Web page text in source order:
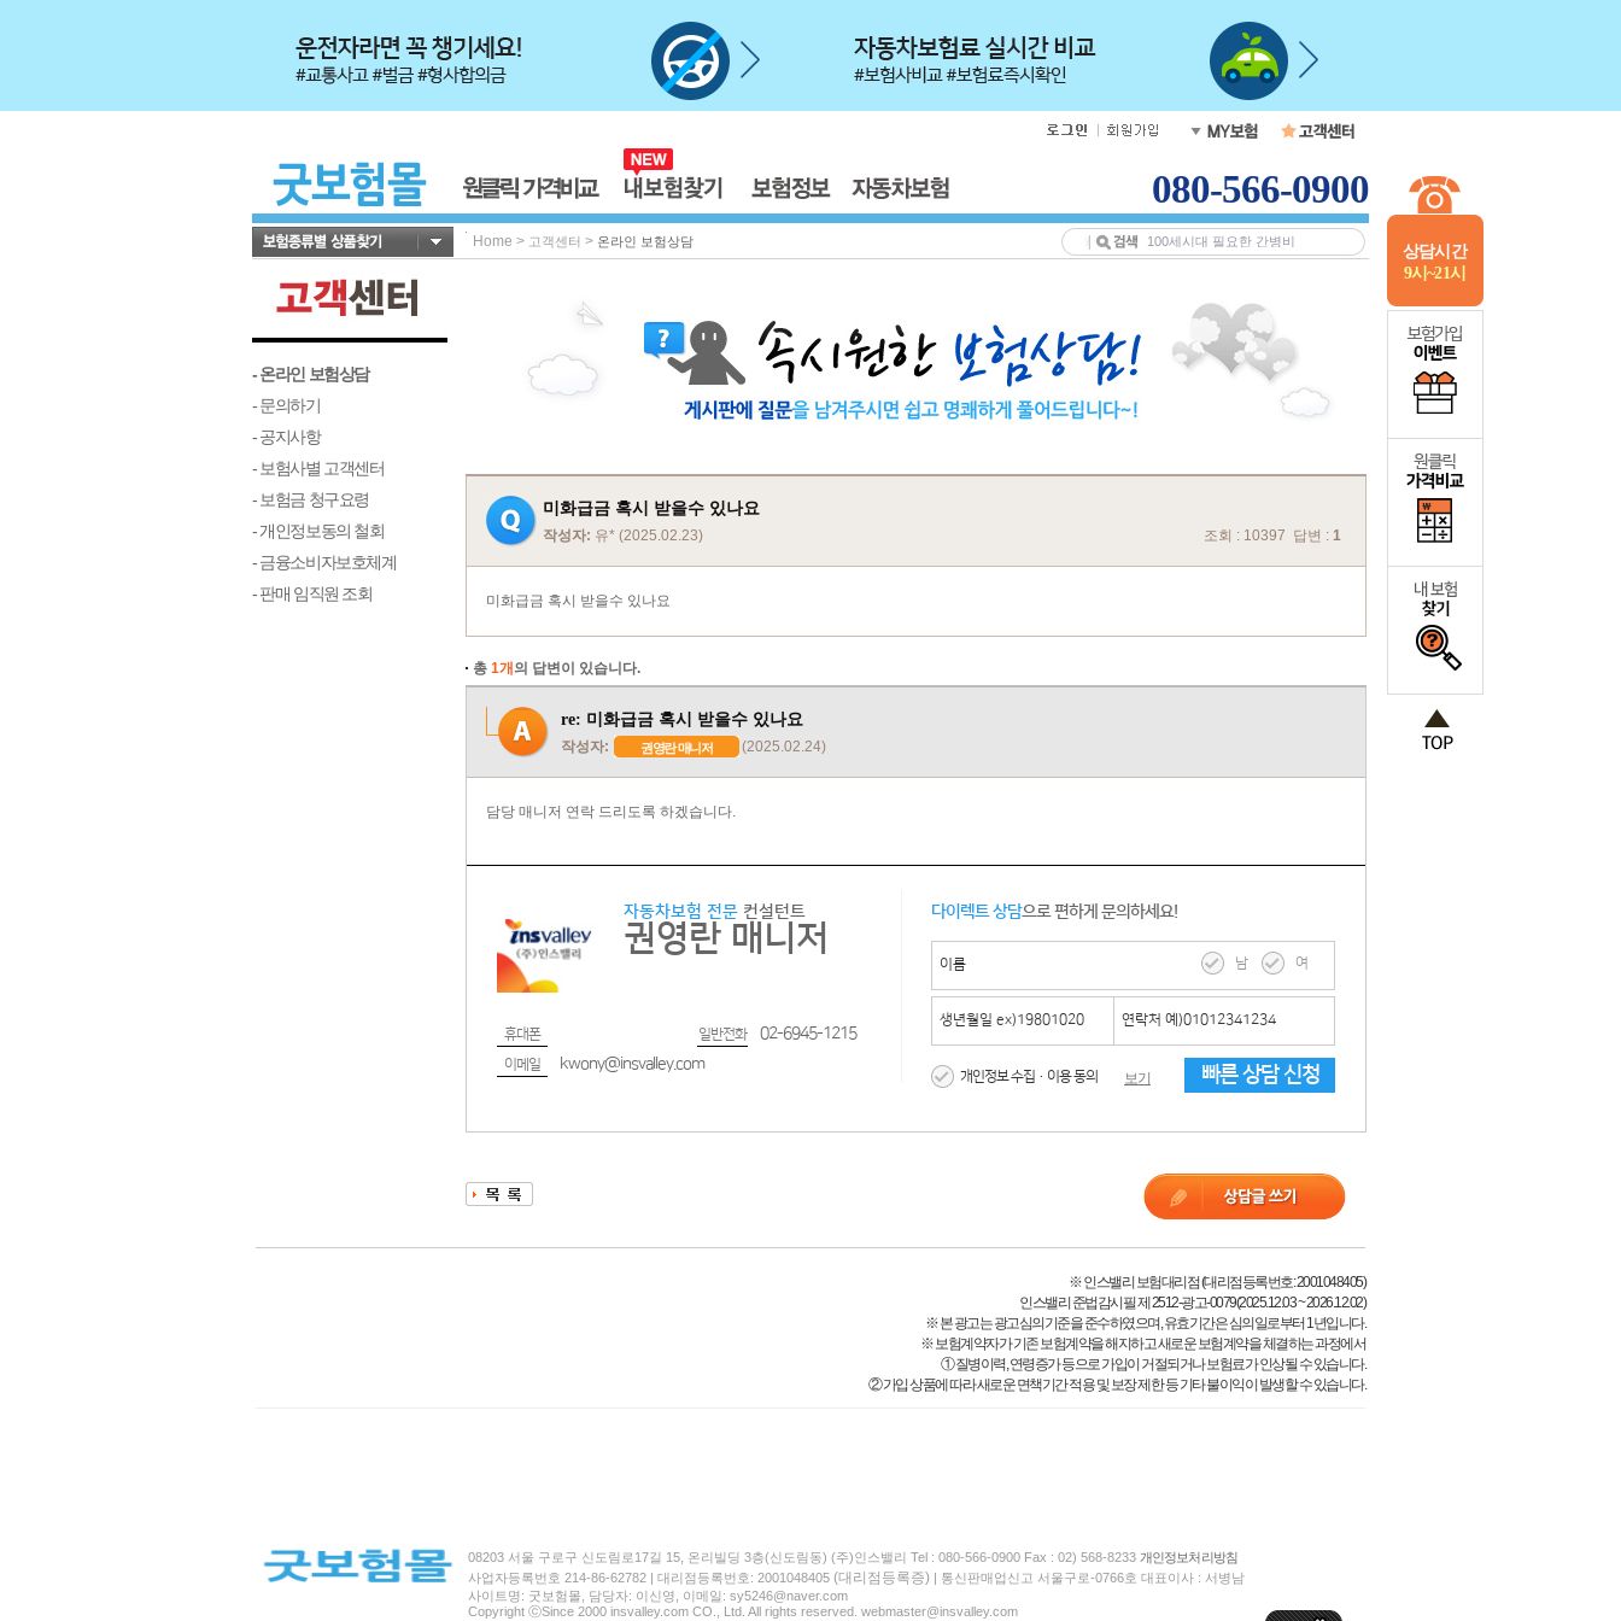
상담시간
9시~21시
080-566-0900
Home > 고객센터 > 온라인 보험상담
- 온라인 보험상담
- 문의하기
- 공지사항
- 보험사별 고객센터
- 보험금 청구요령
- 개인정보동의 철회
- 금융소비자보호체계
- 판매 임직원 조회
미화급금 혹시 받을수 있나요
작성자: 유* (2025.02.23) 조회 : 10397 답변 : 1
미화급금 혹시 받을수 있나요
총 1개의 답변이 있습니다.
re: 미화급금 혹시 받을수 있나요
작성자: 권영란 매니저 (2025.02.24)
담당 매니저 연락 드리도록 하겠습니다.
자동차보험 전문 컨설턴트
권영란 매니저
휴대폰 일반전화 02-6945-1215
이메일 kwony@insvalley.com
다이렉트 상담으로 편하게 문의하세요!
남 여
개인정보 수집·이용 동의 보기 빠른 상담 신청
※ 인스밸리 보험대리점 (대리점등록번호: 2001048405)
인스밸리 준법감시필 제 2512-광고-0079(2025.12.03 ~ 2026.12.02)
※ 본 광고는 광고심의기준을 준수하였으며, 유효기간은 심의일로부터 1년입니다.
※ 보험계약자가 기존 보험계약을 해지하고 새로운 보험계약을 체결하는 과정에서
① 질병이력, 연령증가 등으로 가입이 거절되거나 보험료가 인상될 수 있습니다.
② 가입 상품에 따라 새로운 면책기간 적용 및 보장 제한 등 기타 불이익이 발생할 수 있습니다.
08203 서울 구로구 신도림로17길 15, 온리빌딩 3층(신도림동) (주)인스밸리 Tel : 080-566-0900 Fax : 02) 568-8233 개인정보처리방침
사업자등록번호 214-86-62782 | 대리점등록번호: 2001048405 (대리점등록증) | 통신판매업신고 서울구로-0766호 대표이사 : 서병남
사이트명: 굿보험몰, 담당자: 이신영, 이메일: sy5246@naver.com
Copyright ⓒSince 2000 insvalley.com CO., Ltd. All rights reserved. webmaster@insvalley.com